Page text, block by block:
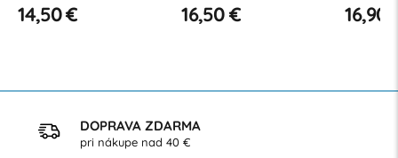
14,50 € 16,50 € 16,90
DOPRAVA ZDARMA
pri nákupe nad 40 €